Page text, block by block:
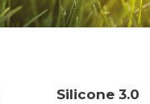
Silicone 3.0